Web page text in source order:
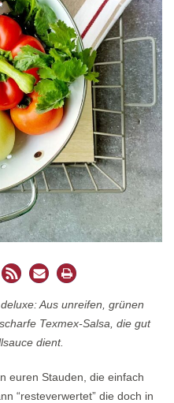
Aus unreifen, grünen
Texmex-Salsa, die gut
dient.
euren Stauden, die einfach
“resteverwertet” die doch in